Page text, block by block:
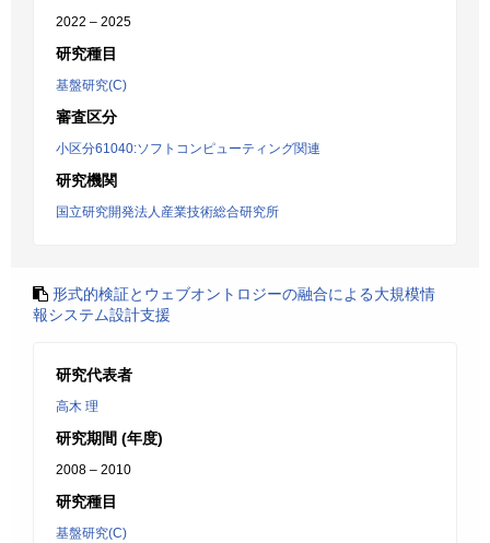
2022 – 2025
研究種目
基盤研究(C)
審査区分
小区分61040:ソフトコンピューティング関連
研究機関
国立研究開発法人産業技術総合研究所
形式的検証とウェブオントロジーの融合による大規模情
報システム設計支援
研究代表者
高木 理
研究期間 (年度)
2008 – 2010
研究種目
基盤研究(C)